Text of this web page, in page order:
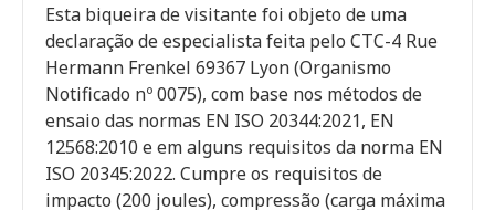
Esta biqueira de visitante foi objeto de uma
declaração de especialista feita pelo CTC-4 Rue
Hermann Frenkel 69367 Lyon (Organismo
Notificado nº 0075), com base nos métodos de
ensaio das normas EN ISO 20344:2021, EN
12568:2010 e em alguns requisitos da norma EN
ISO 20345:2022. Cumpre os requisitos de
impacto (200 joules), compressão (carga máxima